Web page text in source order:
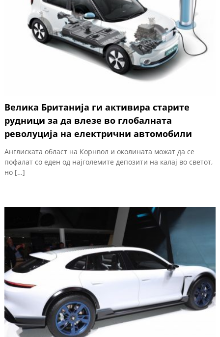
Велика Британија ги активира старите
рудници за да влезе во глобалната
револуција на електрични автомобили
Англиската област на Корнвол и околината можат да се
пофалат со еден од најголемите депозити на калај во светот,
но […]